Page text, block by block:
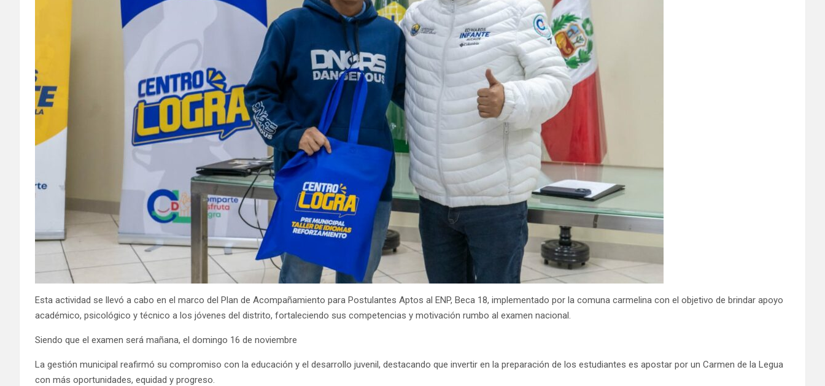
Esta actividad se llevó a cabo en el marco del Plan de Acompañamiento para Postulantes Aptos al ENP, Beca 18, implementado por la comuna carmelina con el objetivo de brindar apoyo
académico, psicológico y técnico a los jóvenes del distrito, fortaleciendo sus competencias y motivación rumbo al examen nacional.
Siendo que el examen será mañana, el domingo 16 de noviembre
La gestión municipal reafirmó su compromiso con la educación y el desarrollo juvenil, destacando que invertir en la preparación de los estudiantes es apostar por un Carmen de la Legua
con más oportunidades, equidad y progreso.